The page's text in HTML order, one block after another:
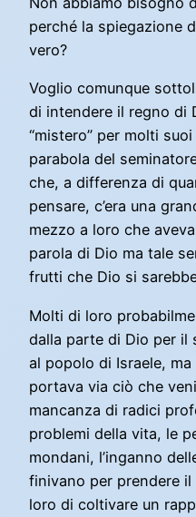
perché la spiegazione
vero?
Voglio comunque
di intendere il regno di
“mistero” per molti
parabola del
che, a differenza di
pensare, c’era una
mezzo a loro che
parola di Dio ma tale
frutti che Dio si
Molti di loro
dalla parte di Dio per
al popolo di Israele, ma
portava via ciò che
mancanza di radici
problemi della vita, le
mondani, l’inganno
finivano per prendere
loro di coltivare un